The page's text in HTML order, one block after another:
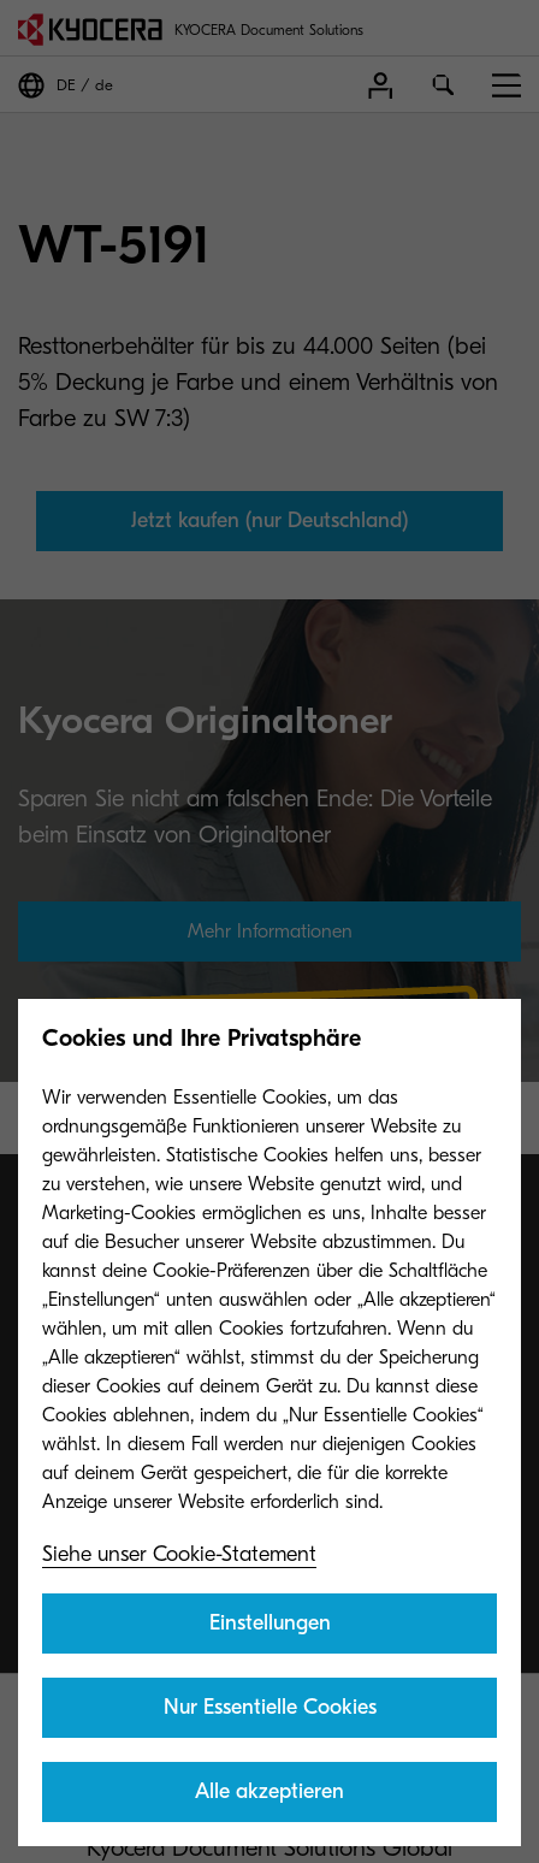
KYOCERA Document Solutions
DE de
WT-5191
Resttonerbehälter für bis zu 44.000 Seiten (bei
5% Deckung je Farbe und einem Verhältnis von
Farbe zu SW 7:3)
Jetzt kaufen (nur Deutschland)
Kyocera Originaltoner
Sparen Sie nicht am falschen Ende: Die Vorteile
beim Einsatz von Originaltoner
Mehr Informationen
Toner Rücknahmeservice
Unseren Kunden bieten wir ein kostenfreies
Rücknahmesystem für Kyocera Toner und
Resttonerbehälter an.
Kyocera Document Solutions Global
Cookies und Ihre Privatsphäre
Wir verwenden Essentielle Cookies, um das
ordnungsgemäße Funktionieren unserer Website zu
gewährleisten. Statistische Cookies helfen uns, besser
zu verstehen, wie unsere Website genutzt wird, und
Marketing-Cookies ermöglichen es uns, Inhalte besser
auf die Besucher unserer Website abzustimmen. Du
kannst deine Cookie-Präferenzen über die Schaltfläche
„Einstellungen“ unten auswählen oder „Alle akzeptieren“
wählen, um mit allen Cookies fortzufahren. Wenn du
„Alle akzeptieren“ wählst, stimmst du der Speicherung
dieser Cookies auf deinem Gerät zu. Du kannst diese
Cookies ablehnen, indem du „Nur Essentielle Cookies“
wählst. In diesem Fall werden nur diejenigen Cookies
auf deinem Gerät gespeichert, die für die korrekte
Siehe unser Cookie-Statement
Einstellungen
Nur Essentielle Cookies
Alle akzeptieren